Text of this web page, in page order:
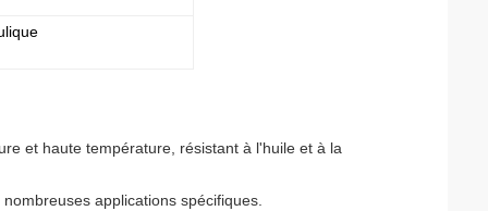
et haute température, résistant à l'huile et à la
applications spécifiques.